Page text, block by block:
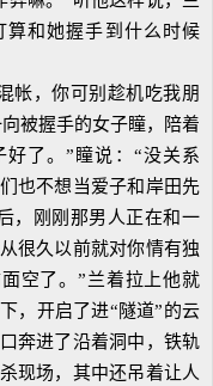
算和她握手到什么时候
，你可别趁机吃我朋
被握手的女子瞳，陪着
了。”瞳说：“没关系
也不想当爱子和岸田先
，刚刚那男人正在和一
很久以前就对你情有独
空了。”兰着拉上他就
，开启了进“隧道”的云
奔进了沿着洞中，铁轨
现场，其中还吊着让人